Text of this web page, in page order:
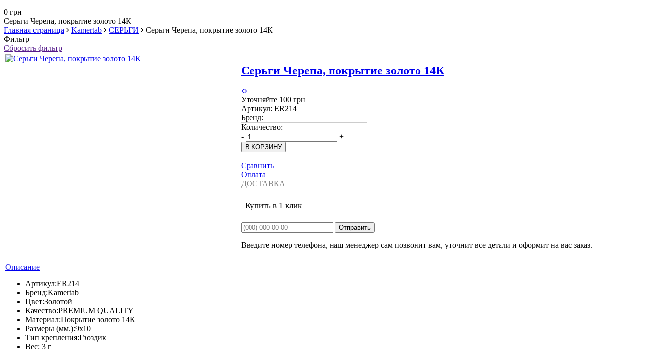
0 грн
Серьги Черепа, покрытие золото 14К
Главная страница
Kamertab СЕРЬГИ
Серьги Черепа, покрытие золото 14К
Фильтр
Сбросить фильтр
Серьги Черепа, покрытие золото 14К
Уточняйте 100 грн
Артикул: ER214
Бренд:
Количество:
-
+
Сравнить
Оплата
ДОСТАВКА
Купить в 1 клик
Введите номер телефона, наш менеджер сам позвонит вам, уточнит все детали и оформит на вас заказ.
Описание
Артикул:ER214
Бренд:Kamertab
Цвет:Золотой
Качество:PREMIUM QUALITY
Материал:Покрытие золото 14К
Размеры (мм.):9х10
Тип крепления:Гвоздик
Вес: 3 г